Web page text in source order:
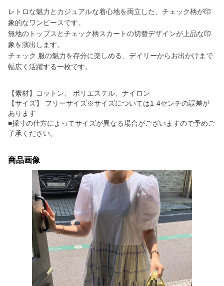
レトロな魅力とカジュアルな着心地を両立した、チェック柄が印
象的なワンピースです。
無地のトップスとチェック柄スカートの切替デザインが上品な印
象を演出します。
チェック 服の魅力を存分に楽しめる、デイリーからお出かけまで
幅広く活躍する一枚です。
【素材】コットン、 ポリエステル、ナイロン
【サイズ】 フリーサイズ※サイズについては1-4センチの誤差が
あります
■採寸の仕方によってサイズが異なる場合がございますので予めご
了承ください。
商品画像